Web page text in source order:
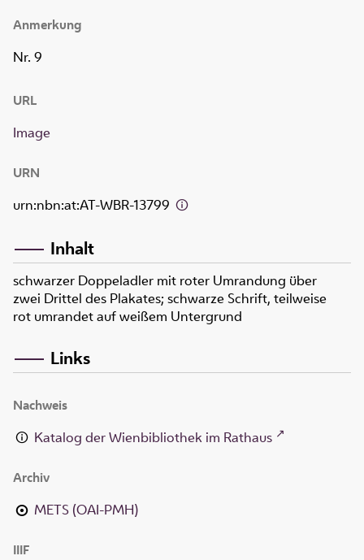
Anmerkung
Nr. 9
URL
Image
URN
urn:nbn:at:AT-WBR-13799
Inhalt
schwarzer Doppeladler mit roter Umrandung über
zwei Drittel des Plakates; schwarze Schrift, teilweise
rot umrandet auf weißem Untergrund
Links
Nachweis
Katalog der Wienbibliothek im Rathaus
Archiv
METS (OAI-PMH)
IIIF